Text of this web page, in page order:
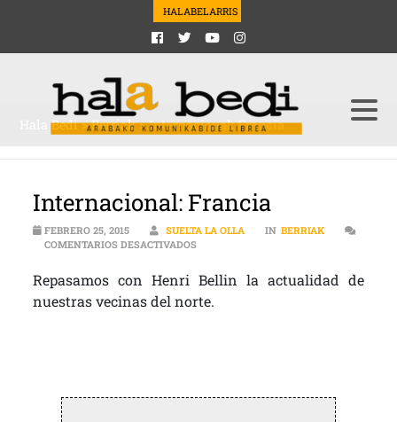
HALABELARRIS
Hala Bedi>Berriak>Internacional: Francia
Internacional: Francia
FEBRERO 25, 2015 SUELTA LA OLLA IN BERRIAK
COMENTARIOS DESACTIVADOSEN INTERNACIONAL: FRANCIA
Repasamos con Henri Bellin la actualidad de
nuestras vecinas del norte.